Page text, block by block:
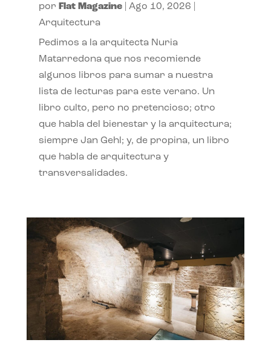
por Flat Magazine| Ago 10, 2026
Arquitectura
Pedimos a la arquitecta Nuria
Matarredona que nos recomiende
algunos libros para sumar a nuestra
lista de lecturas para este verano. Un
libro culto, pero no pretencioso; otro
que habla del bienestar y la arquitectura;
siempre Jan Gehl; y, de propina, un libro
que habla de arquitectura y
transversalidades.